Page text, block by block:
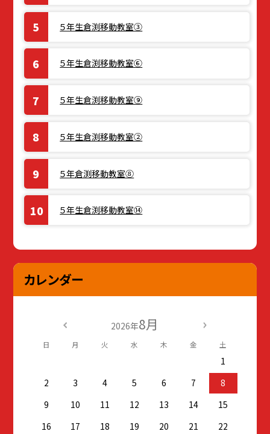
５年生倉渕移動教室③
５年生倉渕移動教室⑥
５年生倉渕移動教室⑨
５年生倉渕移動教室②
５年倉渕移動教室⑧
５年生倉渕移動教室⑭
カレンダー
2026年8月
日 月 火 水 木 金 土
1
2
3 4 5 6 7
8
9
10 11 12 13 14
15
16
17 18 19 20 21
22